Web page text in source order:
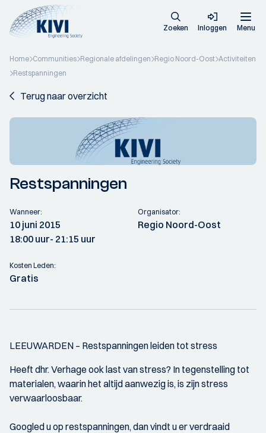
Zoeken Inloggen Menu
Home Communities Regionale afdelingen Regio Noord-Oost Activiteiten
Restspanningen
Terug naar overzicht
Restspanningen
Wanneer:
10 juni 2015
18:00 uur- 21:15 uur
Organisator:
Regio Noord-Oost
Kosten Leden:
Gratis
LEEUWARDEN – Restspanningen leiden tot stress
Heeft dhr. Verhage ook last van stress? In tegenstelling tot
materialen, waarin het altijd aanwezig is, is zijn stress
verwaarloosbaar.
Googled u op restspanningen, dan vindt u er verdraaid